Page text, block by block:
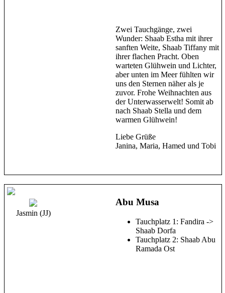
Zwei Tauchgänge, zwei
Wunder: Shaab Estha mit ihrer
sanften Weite, Shaab Tiffany mit
ihrer flachen Pracht. Oben
warteten Glühwein und Lichter,
aber unten im Meer fühlten wir
uns den Sternen näher als je
zuvor. Frohe Weihnachten aus
der Unterwasserwelt! Somit ab
nach Shaab Stella und dem
warmen Glühwein!
Liebe Grüße
Janina, Maria, Hamed und Tobi
Jasmin (JJ)
Abu Musa
Tauchplatz 1: Fandira ->
Shaab Dorfa
Tauchplatz 2: Shaab Abu
Ramada Ost